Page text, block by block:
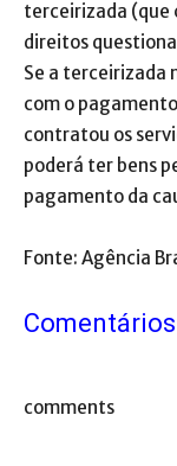
terceirizada (que
direitos
Se a terceirizada
com o
contratou os
poderá ter bens
pagamento da
Fonte: Agência
Comentários
comments